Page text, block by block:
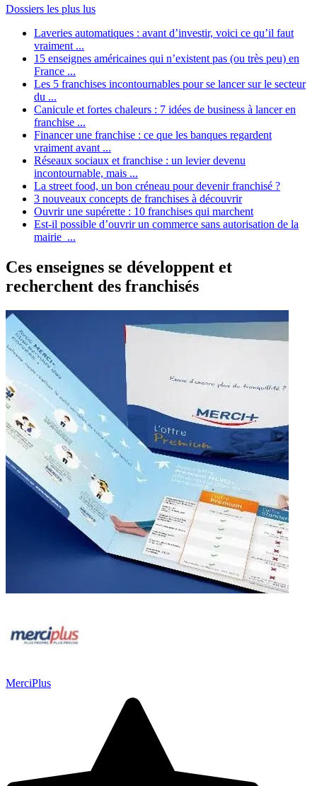
Dossiers les plus lus
Laveries automatiques : avant d’investir, voici ce qu’il faut
vraiment ...
15 enseignes américaines qui n’existent pas (ou très peu) en
France ...
Les 5 franchises incontournables pour se lancer sur le secteur
du ...
Canicule et fortes chaleurs : 7 idées de business à lancer en
franchise ...
Financer une franchise : ce que les banques regardent
vraiment avant ...
Réseaux sociaux et franchise : un levier devenu
incontournable, mais ...
La street food, un bon créneau pour devenir franchisé ?
3 nouveaux concepts de franchises à découvrir
Ouvrir une supérette : 10 franchises qui marchent
Est-il possible d’ouvrir un commerce sans autorisation de la
mairie ...
Ces enseignes se développent et
recherchent des franchisés
MerciPlus